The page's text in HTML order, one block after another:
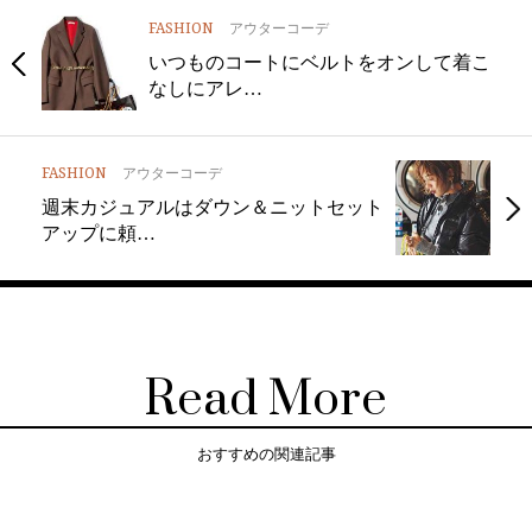
FASHION アウターコーデ
いつものコートにベルトをオンして着こ
なしにアレ…
FASHION アウターコーデ
週末カジュアルはダウン＆ニットセット
アップに頼…
Read More
おすすめの関連記事